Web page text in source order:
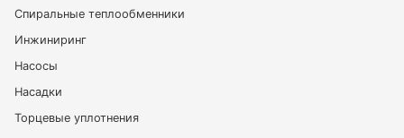
Спиральные теплообменники
Инжиниринг
Насосы
Насадки
Торцевые уплотнения